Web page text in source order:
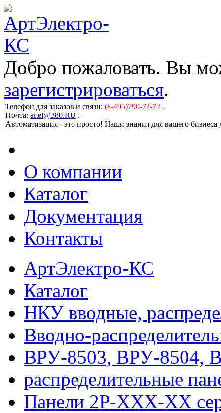
Добро пожаловать. Вы
зарегистрироваться.
Телефон для заказов и связи: (8-495)790-72-72 .
Почта: artel@380.RU .
Автоматизация - это просто! Наши знания для вашего бизнеса
О компании
Каталог
Документация
Контакты
АртЭлектро-КС
Каталог
НКУ вводные,
Вводно-
ВРУ-8503, ВРУ-8504,
распределительные
Панели 2Р-ХХХ-ХХ